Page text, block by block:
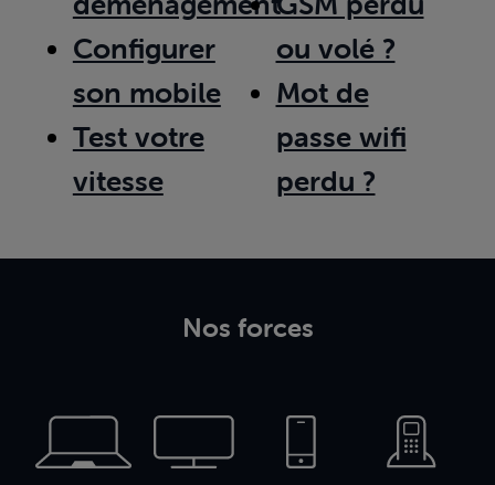
Configurer
son mobile
Test votre
vitesse
ou volé ?
Mot de
passe wifi
perdu ?
Nos forces